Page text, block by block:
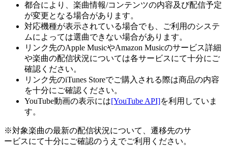
都合により、楽曲情報/コンテンツの内容及び配信予定
が変更となる場合があります。
対応機種が表示されている場合でも、ご利用のシステ
ムによっては選曲できない場合があります。
リンク先のApple MusicやAmazon Musicのサービス詳細
や楽曲の配信状況については各サービスにて十分にご
確認ください。
リンク先のiTunes Storeでご購入される際は商品の内容
を十分にご確認ください。
YouTube動画の表示には[YouTube API]を利用していま
す。
※対象楽曲の最新の配信状況について、遷移先のサ
ービスにて十分にご確認のうえでご利用ください。